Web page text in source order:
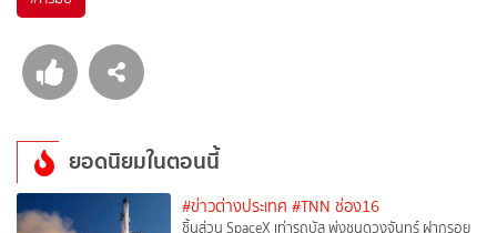
ยอดนิยมในตอนนี้
#ข่าวต่างประเทศ #TNN ช่อง16
ชิ้นส่วน SpaceX เท่ารถบัส พุ่งชนดวงจันทร์ ฝากรอย